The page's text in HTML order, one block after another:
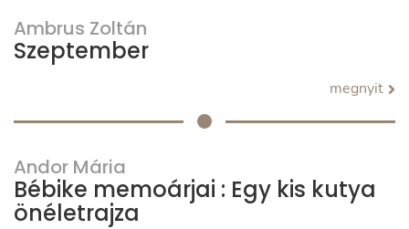
Ambrus Zoltán
Szeptember
megnyit
Andor Mária
Bébike memoárjai : Egy kis kutya
önéletrajza